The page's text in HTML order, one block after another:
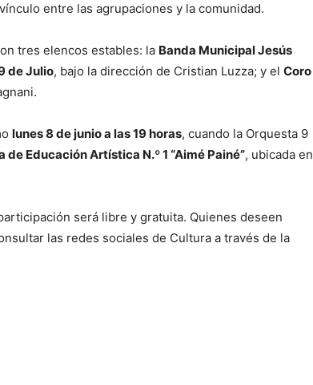
entre las agrupaciones y la comunidad.
tres elencos estables: la Banda Municipal Jesús
de Julio, bajo la dirección de Cristian Luzza; y el Coro
lunes 8 de junio a las 19 horas, cuando la Orquesta 9
de Educación Artística N.º 1 “Aimé Painé”, ubicada en
será libre y gratuita. Quienes deseen
las redes sociales de Cultura a través de la